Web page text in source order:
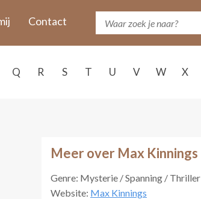
Contact
Q R S T U V W X
Meer over Max Kinnings
Genre: Mysterie / Spanning / Thriller
Website: Max Kinnings